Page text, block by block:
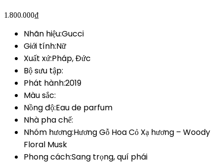
1.800.000₫
Nhãn hiệu:Gucci
Giới tính:Nữ
Xuất xứ:Pháp, Đức
Bộ sưu tập:
Phát hành:2019
Màu sắc:
Nồng độ:Eau de parfum
Nhà pha chế:
Nhóm hương:Hương Gỗ Hoa Cỏ Xạ hương – Woody
Floral Musk
Phong cách:Sang trọng, quí phái